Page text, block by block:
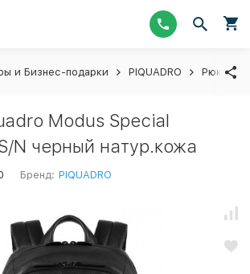
и Бизнес-подарки PIQUADRO Рюкзаки
Modus Special
N черный натур.кожа
Бренд: PIQUADRO